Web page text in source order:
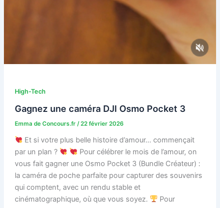
High-Tech
Gagnez une caméra DJI Osmo Pocket 3
Emma de Concours.fr /22 février 2026
Et si votre plus belle histoire d’amour… commençait
par un plan ?
Pour célébrer le mois de l’amour, on
vous fait gagner une Osmo Pocket 3 (Bundle Créateur) :
la caméra de poche parfaite pour capturer des souvenirs
qui comptent, avec un rendu stable et
cinématographique, où que vous soyez.
Pour